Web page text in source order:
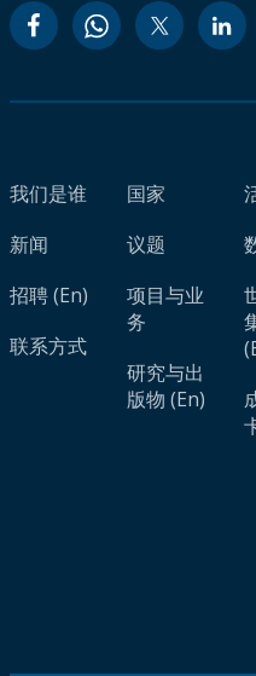
我们是谁
新闻
招聘 (En)
联系方式
国家
议题
项目与业
务
研究与出
版物 (En)